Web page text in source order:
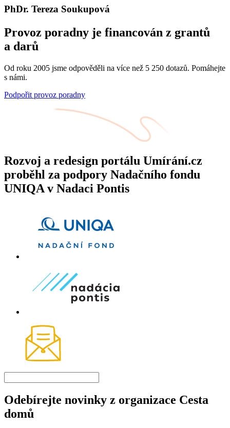
PhDr. Tereza Soukupová
Provoz poradny je financován z grantů
a darů
Od roku 2005 jsme odpověděli na více než 5 250 dotazů. Pomáhejte
s námi.
Podpořit provoz poradny
Rozvoj a redesign portálu Umírání.cz
proběhl za podpory Nadačního fondu
UNIQA v Nadaci Pontis
Odebírejte novinky z organizace Cesta
domů